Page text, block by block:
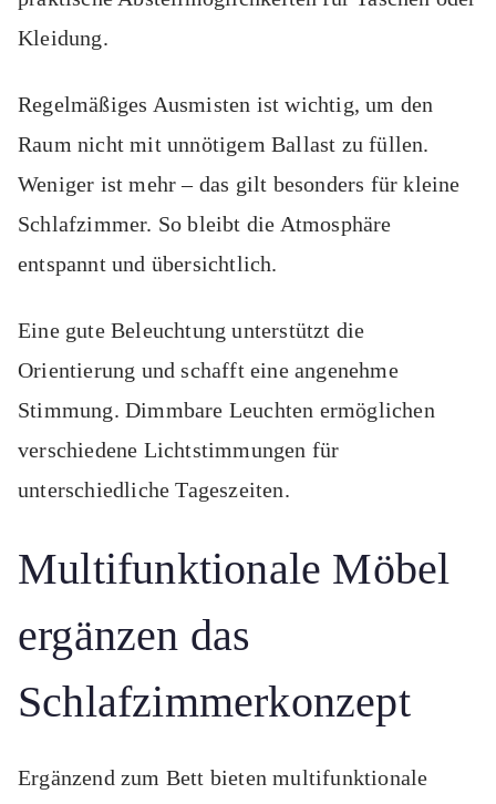
Kleidung.
Regelmäßiges Ausmisten ist wichtig, um den
Raum nicht mit unnötigem Ballast zu füllen.
Weniger ist mehr – das gilt besonders für kleine
Schlafzimmer. So bleibt die Atmosphäre
entspannt und übersichtlich.
Eine gute Beleuchtung unterstützt die
Orientierung und schafft eine angenehme
Stimmung. Dimmbare Leuchten ermöglichen
verschiedene Lichtstimmungen für
unterschiedliche Tageszeiten.
Multifunktionale Möbel
ergänzen das
Schlafzimmerkonzept
Ergänzend zum Bett bieten multifunktionale